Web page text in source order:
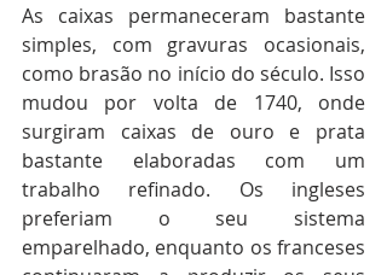
As caixas permaneceram bastante
simples, com gravuras ocasionais,
como brasão no início do século. Isso
mudou por volta de 1740, onde
surgiram caixas de ouro e prata
bastante elaboradas com um
trabalho refinado. Os ingleses
preferiam o seu sistema
emparelhado, enquanto os franceses